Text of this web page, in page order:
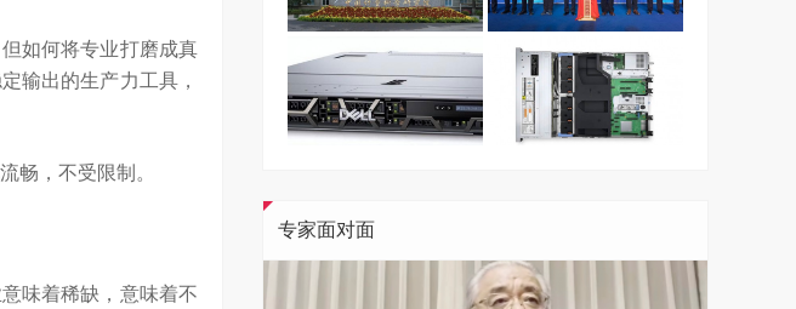
如何将专业打磨成真
输出的生产力工具，
畅，不受限制。
味着稀缺，意味着不
专家面对面